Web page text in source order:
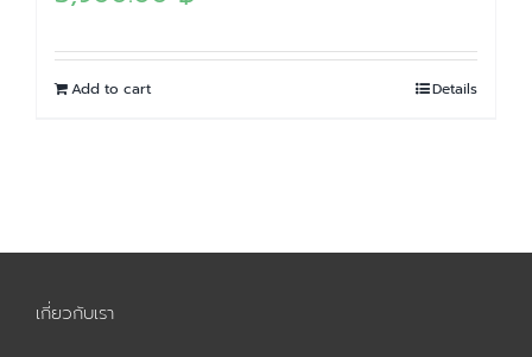
Add to cart Details
เกี่ยวกับเรา